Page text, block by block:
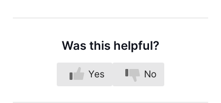
Was this helpful?
Yes No